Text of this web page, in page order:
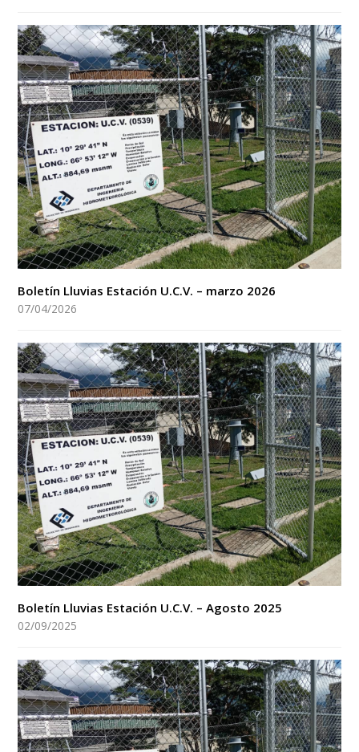
Boletín Lluvias Estación U.C.V. – marzo 2026
07/04/2026
Boletín Lluvias Estación U.C.V. – Agosto 2025
02/09/2025